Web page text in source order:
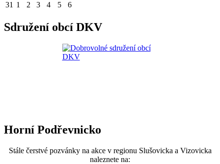
31 1 2 3 4 5 6
Sdružení obcí DKV
Horní Podřevnicko
Stále čerstvé pozvánky na akce v regionu Slušovicka a Vizovicka
naleznete na: